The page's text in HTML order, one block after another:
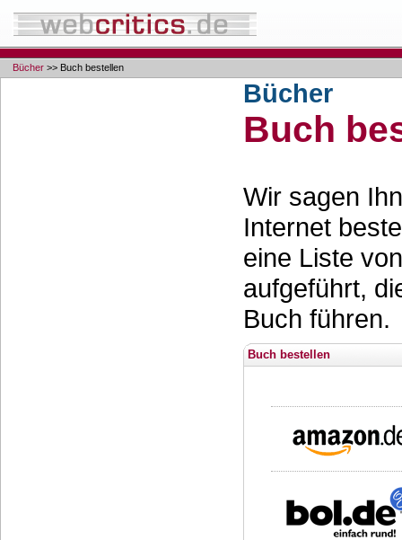
Bücher >> Buch bestellen
Bücher
Buch
Wir sagen
Internet
eine Liste
aufgeführt,
Buch führen.
Buch bestellen